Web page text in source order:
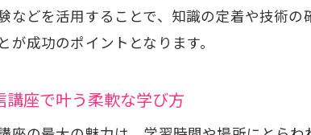
忙しい人
などを活用することで、知識の定着や技術
が成功のポイントとなります。
講座で叶う柔軟な学び方